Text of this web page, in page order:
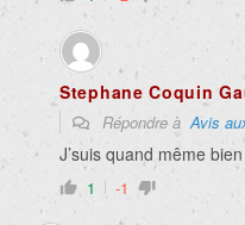
Stephane Coquin
Répondre àAvis
J’suis quand même
1 -1